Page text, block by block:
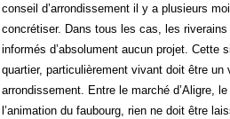
conseil d’arrondissement il y a plusieurs
concrétiser. Dans tous les cas, les
informés d’absolument aucun projet. Cette
quartier, particulièrement vivant doit être un
arrondissement. Entre le marché d’Aligre,
l’animation du faubourg, rien ne doit être